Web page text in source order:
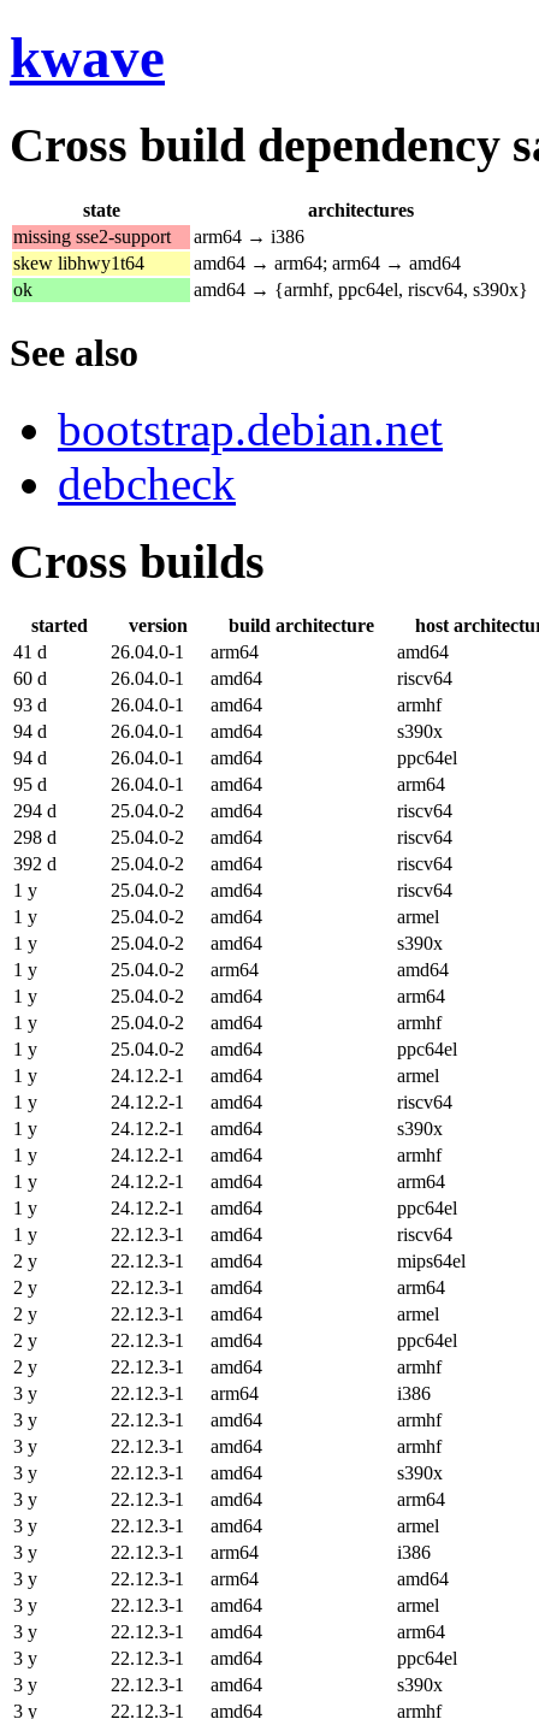
kwave
Cross build dependency
state
architectures
missing sse2-support
arm64 → i386
skew libhwy1t64
amd64 → arm64; arm64 → amd64
ok
amd64 → {armhf, ppc64el, riscv64, s390x}
See also
bootstrap.debian.net
debcheck
Cross builds
started version build architecture
host
41 d
26.04.0-1 arm64
amd64
60 d
26.04.0-1 amd64
riscv64
93 d
26.04.0-1 amd64
armhf
94 d
26.04.0-1 amd64
s390x
94 d
26.04.0-1 amd64
ppc64el
95 d
26.04.0-1 amd64
arm64
294 d
25.04.0-2 amd64
riscv64
298 d
25.04.0-2 amd64
riscv64
392 d
25.04.0-2 amd64
riscv64
1 y
25.04.0-2 amd64
riscv64
1 y
25.04.0-2 amd64
armel
1 y
25.04.0-2 amd64
s390x
1 y
25.04.0-2 arm64
amd64
1 y
25.04.0-2 amd64
arm64
1 y
25.04.0-2 amd64
armhf
1 y
25.04.0-2 amd64
ppc64el
1 y
24.12.2-1 amd64
armel
1 y
24.12.2-1 amd64
riscv64
1 y
24.12.2-1 amd64
s390x
1 y
24.12.2-1 amd64
armhf
1 y
24.12.2-1 amd64
arm64
1 y
24.12.2-1 amd64
ppc64el
1 y
22.12.3-1 amd64
riscv64
2 y
22.12.3-1 amd64
mips64el
2 y
22.12.3-1 amd64
arm64
2 y
22.12.3-1 amd64
armel
2 y
22.12.3-1 amd64
ppc64el
2 y
22.12.3-1 amd64
armhf
3 y
22.12.3-1 arm64
i386
3 y
22.12.3-1 amd64
armhf
3 y
22.12.3-1 amd64
armhf
3 y
22.12.3-1 amd64
s390x
3 y
22.12.3-1 amd64
arm64
3 y
22.12.3-1 amd64
armel
3 y
22.12.3-1 arm64
i386
3 y
22.12.3-1 arm64
amd64
3 y
22.12.3-1 amd64
armel
3 y
22.12.3-1 amd64
arm64
3 y
22.12.3-1 amd64
ppc64el
3 y
22.12.3-1 amd64
s390x
3 y
22.12.3-1 amd64
armhf